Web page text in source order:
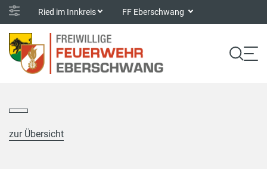
Ried im Innkreis FF Eberschwang
zur Übersicht